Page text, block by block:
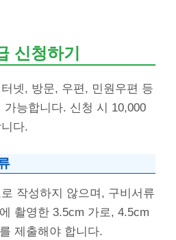
신청하기
넷, 방문, 우편, 민원우편 등
능합니다. 신청 시 10,000
다.
작성하지 않으며, 구비서류
촬영한 3.5cm 가로, 4.5cm
제출해야 합니다.